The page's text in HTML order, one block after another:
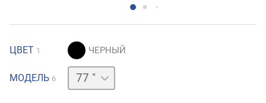
ЦВЕТ 1
МОДЕЛЬ 6
42 "48 " 65 "